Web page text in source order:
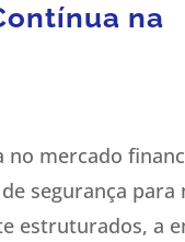
na
no mercado
segurança para
estruturados, a